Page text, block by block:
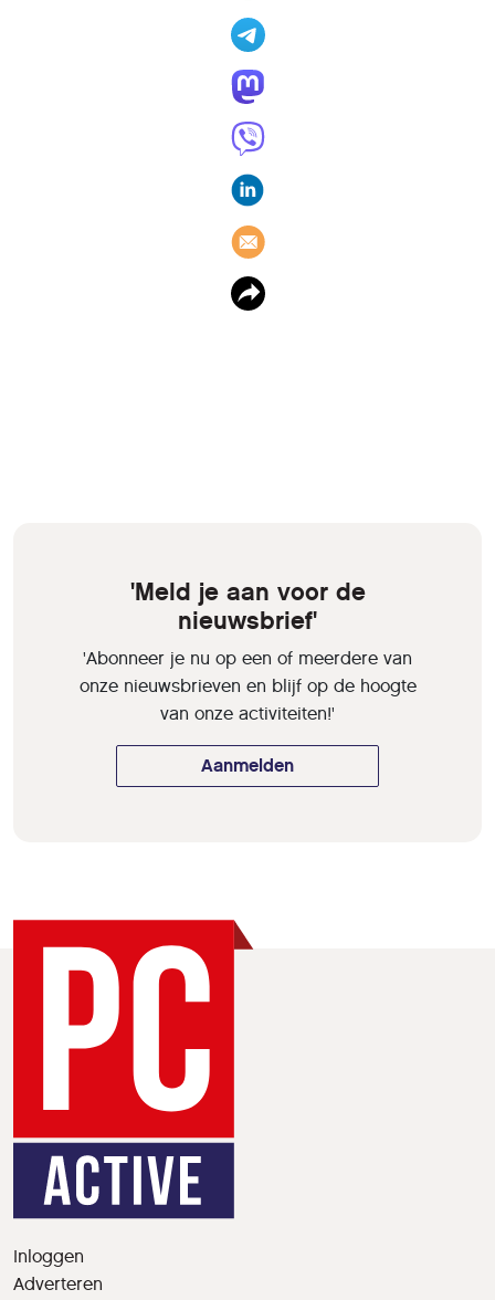
'Meld je aan voor de
nieuwsbrief'
'Abonneer je nu op een of meerdere van
onze nieuwsbrieven en blijf op de hoogte
van onze activiteiten!'
Aanmelden
Inloggen
Adverteren